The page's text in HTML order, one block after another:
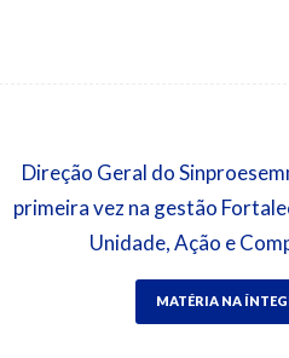
Direção Geral do
primeira vez na gestão
Unidade, Ação e
MATÉRIA NA